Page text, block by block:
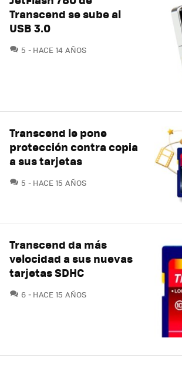
Transcend se sube al
USB 3.0
5 COMENTARIOS
HACE 14 AÑOS
Transcend le pone
protección contra copia
a sus tarjetas
5 COMENTARIOS
HACE 15 AÑOS
Transcend da más
velocidad a sus nuevas
tarjetas SDHC
6 COMENTARIOS
HACE 15 AÑOS